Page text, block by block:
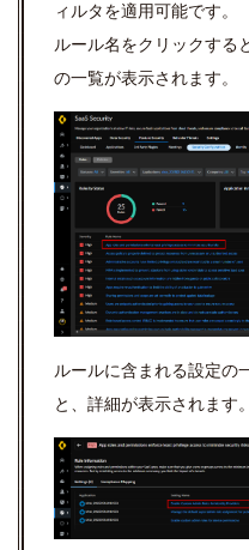
ィルタを適用可能です。
ルール名をクリックする
の一覧が表示されます。
ルールに含まれる設定の
と、詳細が表示されます。